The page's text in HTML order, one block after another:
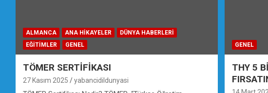
ALMANCA ANA HIKAYELER
DÜNYA HABERLERI
EĞİTİMLER
GENEL
TÖMER SERTİFİKASI
27 Kasım 2025 yabancidildunyasi
GENEL
THY 5